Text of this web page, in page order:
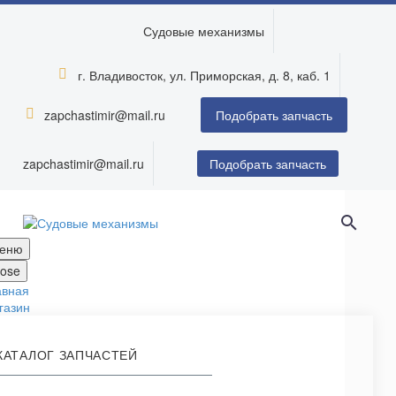
Судовые механизмы

 г. Владивосток, ул. Приморская, д. 8, каб. 1

 zapchastimir@mail.ru Подобрать запчасть
zapchastimir@mail.ru Подобрать запчасть
ЗАПЧАСТЕЙ